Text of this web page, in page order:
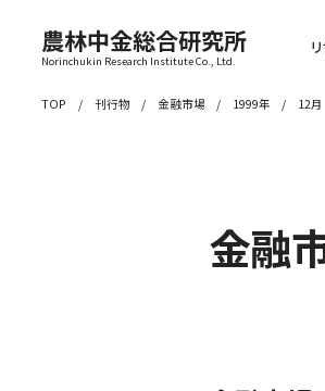
農林中金総合研究所
Norinchukin Research Institute Co., Ltd.
TOP 刊行物 金融市場 1999年 12月
金融